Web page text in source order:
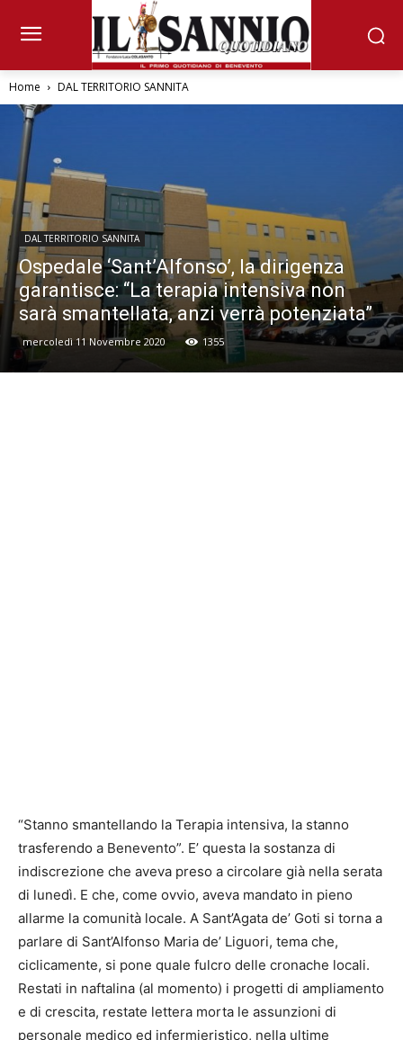
Home DAL TERRITORIO SANNITA
DAL TERRITORIO SANNITA
Ospedale ‘Sant’Alfonso’, la dirigenza
garantisce: “La terapia intensiva non
sarà smantellata, anzi verrà potenziata”
mercoledì 11 Novembre 2020 1355
“Stanno smantellando la Terapia intensiva, la stanno
trasferendo a Benevento”. E’ questa la sostanza di
indiscrezione che aveva preso a circolare già nella serata
di lunedì. E che, come ovvio, aveva mandato in pieno
allarme la comunità locale. A Sant’Agata de’ Goti si torna a
parlare di Sant’Alfonso Maria de’ Liguori, tema che,
ciclicamente, si pone quale fulcro delle cronache locali.
Restati in naftalina (al momento) i progetti di ampliamento
e di crescita, restate lettera morta le assunzioni di
personale medico ed infermieristico, nella ultime